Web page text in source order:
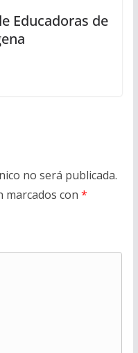
Educadoras de
no será publicada.
marcados con *